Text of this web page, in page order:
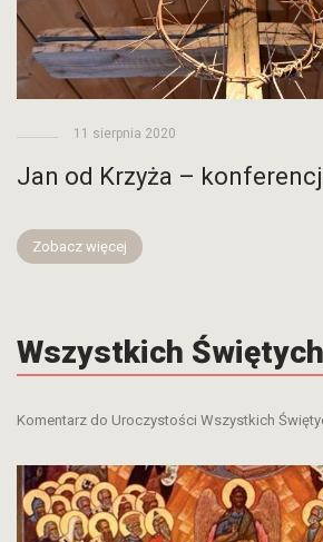
11 sierpnia 2020
Jan od Krzyża –
Zobacz więcej
Wszystkich
Komentarz do Uroczystości Wszystkich